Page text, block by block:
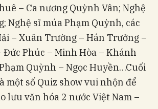
– Ca nương Quỳnh Vân; Nghệ
Nghệ sĩ múa Phạm Quỳnh, các
– Xuân Trường – Hán Trưởng –
Đức Phúc – Minh Hòa – Khánh
Quỳnh – Ngọc Huyền…Cuối
một số Quiz show vui nhộn để
lưu văn hóa 2 nước Việt Nam –